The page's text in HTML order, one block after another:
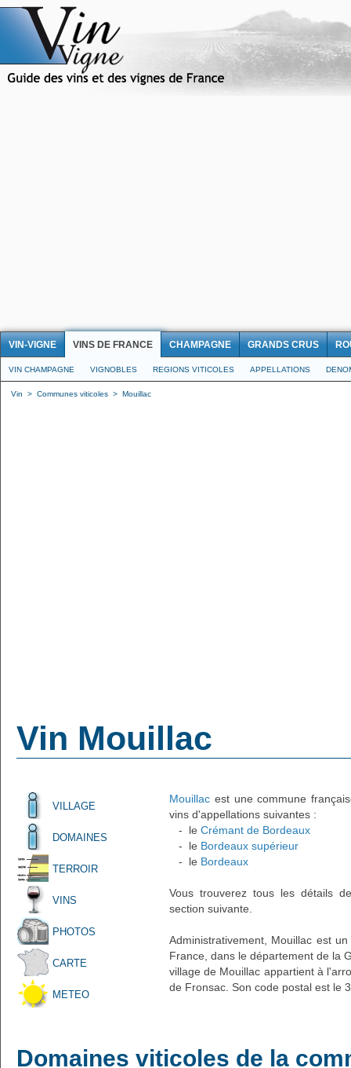
VIN-VIGNE VINS DE FRANCE CHAMPAGNE GRANDS CRUS
VIN CHAMPAGNE VIGNOBLES REGIONS VITICOLES APPELLATIONS
Vin > Communes viticoles > Mouillac
Vin Mouillac
VILLAGE
DOMAINES
TERROIR
VINS
PHOTOS
CARTE
METEO
Mouillac est une commune
vins d'appellations suivantes :
- le Crémant de Bordeaux
- le Bordeaux supérieur
- le Bordeaux
Vous trouverez tous les détails
section suivante.
Administrativement, Mouillac est
France, dans le département de la
village de Mouillac appartient à
de Fronsac. Son code postal est le
Domaines viticoles de la